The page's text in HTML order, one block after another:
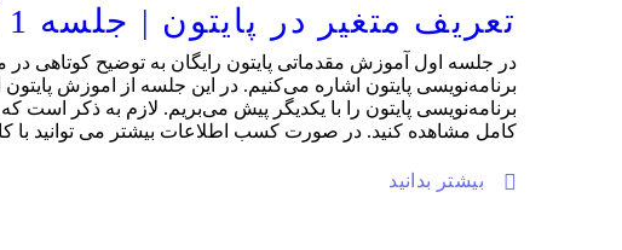
تعریف متغیر در پایتون | جلسه 1 آموزش مقدماتی پایتون رایگان
در جلسه اول آموزش مقدماتی پایتون رایگان به توضیح کوتاهی در
برنامه‌نویسی پایتون اشاره می‌کنیم. در این جلسه از اموزش
برنامه‌نویسی پایتون را با یکدیگر پیش می‌بریم. لازم به ذکر است
کامل مشاهده کنید. در صورت کسب اطلاعات بیشتر می توانید با
بیشتر بدانید